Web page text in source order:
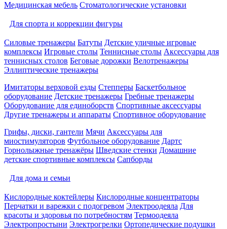
Медицинская мебель Стоматологические установки
Для спорта и коррекции фигуры
Силовые тренажеры Батуты Детские уличные игровые
комплексы Игровые столы Теннисные столы Аксессуары для
теннисных столов Беговые дорожки Велотренажеры
Эллиптические тренажеры
Имитаторы верховой езды Степперы Баскетбольное
оборудование Детские тренажеры Гребные тренажеры
Оборудование для единоборств Спортивные аксессуары
Другие тренажеры и аппараты Спортивное оборудование
Грифы, диски, гантели Мячи Аксессуары для
миостимуляторов Футбольное оборудование Дартс
Горнолыжные тренажёры Шведские стенки Домашние
детские спортивные комплексы Сапборды
Для дома и семьи
Кислородные коктейлеры Кислородные концентраторы
Перчатки и варежки с подогревом Электроодеяла Для
красоты и здоровья по потребностям Термоодеяла
Электропростыни Электрогрелки Ортопедические подушки